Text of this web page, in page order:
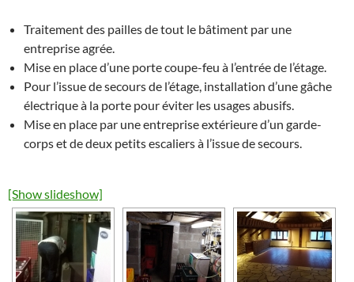
Traitement des pailles de tout le bâtiment par une
entreprise agrée.
Mise en place d’une porte coupe-feu à l’entrée de l’étage.
Pour l’issue de secours de l’étage, installation d’une gâche
électrique à la porte pour éviter les usages abusifs.
Mise en place par une entreprise extérieure d’un garde-
corps et de deux petits escaliers à l’issue de secours.
[Show slideshow]